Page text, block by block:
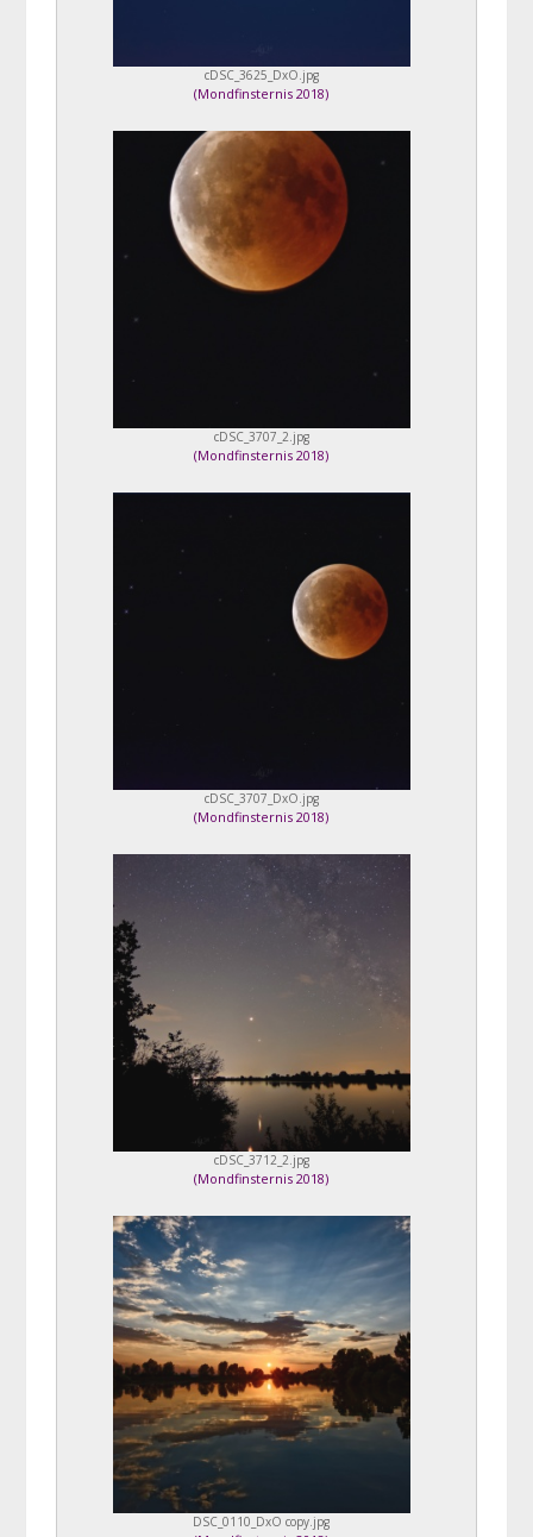
cDSC_3625_DxO.jpg
(Mondfinsternis 2018)
cDSC_3707_2.jpg
(Mondfinsternis 2018)
cDSC_3707_DxO.jpg
(Mondfinsternis 2018)
cDSC_3712_2.jpg
(Mondfinsternis 2018)
DSC_0110_DxO copy.jpg